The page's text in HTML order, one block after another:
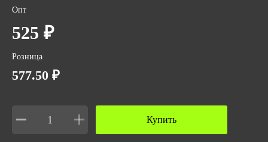
ТР ТС 019/2011
EN388 - 3121, EN374-1:2016 - JKLMNPT
12
Вес за ед,кг
Объем за ед,м3
Опт
525 ₽
Розница
577.50 ₽
Купить